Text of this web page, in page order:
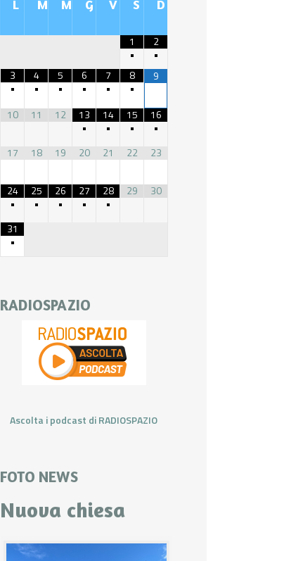
L M M G V S D
1
•
2
•
3
•
4
•
5
•
6
•
7
•
8
•
9
10 11 12
13
•
14
•
15
•
16
•
17
18 19 20 21 22 23
24
•
25
•
26
•
27
•
28
•
29 30
31
•
RADIOSPAZIO
Ascolta i podcast di RADIOSPAZIO
FOTO NEWS
Nuova chiesa